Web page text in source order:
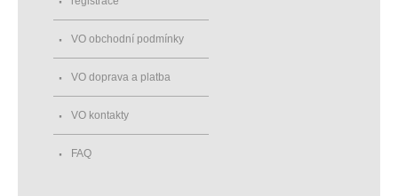
VO obchodní podmínky
VO doprava a platba
VO kontakty
FAQ